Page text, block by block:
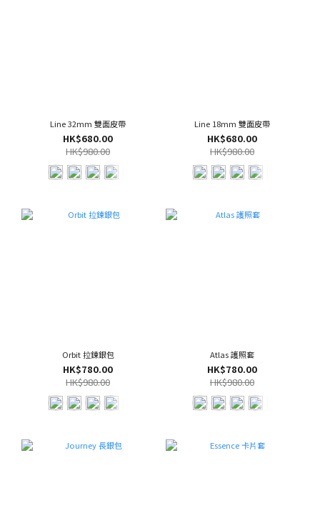
Line 32mm 雙面皮帶
HK$680.00
HK$980.00
Line 18mm 雙面皮帶
HK$680.00
HK$980.00
Orbit 拉鍊銀包
HK$780.00
HK$980.00
Atlas 護照套
HK$780.00
HK$980.00